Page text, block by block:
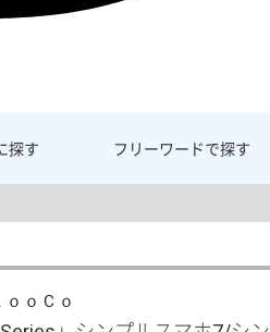
探す フリーワードで探す
ｏＣｏ